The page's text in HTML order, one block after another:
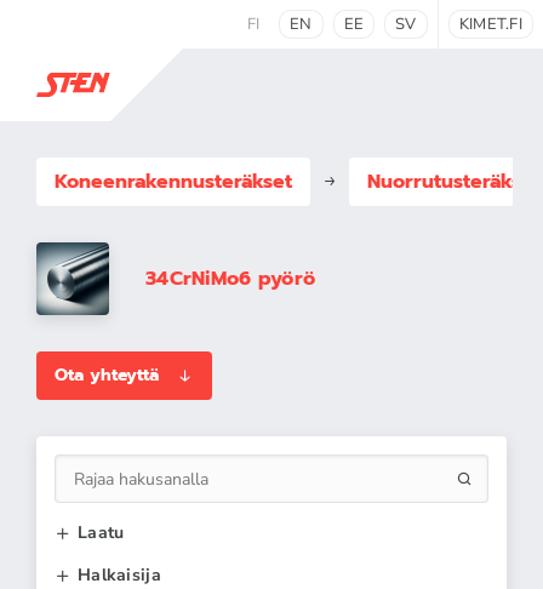
FI EN EE SV KIMET.FI
Koneenrakennus­teräkset Nuorrutusteräkset
34CrNiMo6 pyörö
Ota yhteyttä
Laatu
Halkaisija